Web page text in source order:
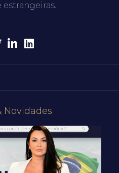
estrangeiras.
Novidades